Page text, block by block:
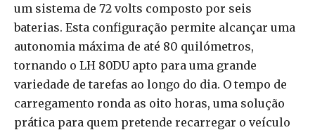
um sistema de 72 volts composto por seis
baterias. Esta configuração permite alcançar uma
autonomia máxima de até 80 quilómetros,
tornando o LH 80DU apto para uma grande
variedade de tarefas ao longo do dia. O tempo de
carregamento ronda as oito horas, uma solução
prática para quem pretende recarregar o veículo